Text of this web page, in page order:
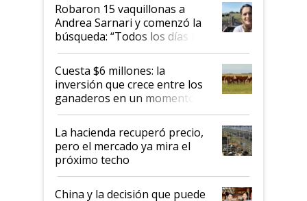
Robaron 15 vaquillonas a
Andrea Sarnari y comenzó la
búsqueda: “Todos los días le
toca a algún productor”
Cuesta $6 millones: la
inversión que crece entre los
ganaderos en un momento
histórico para la actividad
La hacienda recuperó precio,
pero el mercado ya mira el
próximo techo
China y la decisión que puede